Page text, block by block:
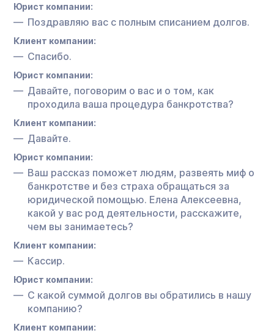
Юрист компании:
Поздравляю вас с полным списанием долгов.
Клиент компании:
Спасибо.
Юрист компании:
Давайте, поговорим о вас и о том, как
проходила ваша процедура банкротства?
Клиент компании:
Давайте.
Юрист компании:
Ваш рассказ поможет людям, развеять миф о
банкротстве и без страха обращаться за
юридической помощью. Елена Алексеевна,
какой у вас род деятельности, расскажите,
чем вы занимаетесь?
Клиент компании:
Кассир.
Юрист компании:
С какой суммой долгов вы обратились в нашу
компанию?
Клиент компании: